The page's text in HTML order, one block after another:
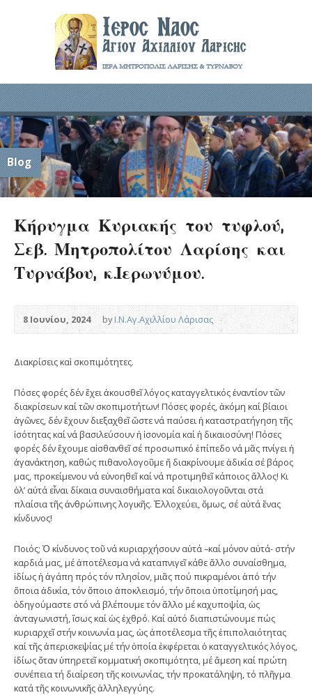
Blog
Κήρυγμα Κυριακής του τυφλού,
Σεβ. Μητροπολίτου Λαρίσης και
Τυρνάβου, κ.Ιερωνύμου.
8 Ιουνίου, 2024 byΙ.Ν.Αγ.Αχιλλίου Λάρισας
Διακρίσεις καὶ σκοπιμότητες.
Πόσες φορές δέν ἔχει ἀκουσθεῖ λόγος καταγγελτικός ἐναντίον τῶν
διακρίσεων καί τῶν σκοπιμοτήτων! Πόσες φορές, ἀκόμη καί βίαιοι
ἀγῶνες, δέν ἔχουν διεξαχθεῖ ὥστε νά παύσει ἡ καταστρατήγηση τῆς
ἰσότητας καί νά βασιλεύσουν ἡ ἰσονομία καί ἡ δικαιοσύνη! Πόσες
φορές δέν ἔχουμε αἰσθανθεῖ σέ προσωπικό ἐπίπεδο νά μᾶς πνίγει ἡ
ἀγανάκτηση, καθώς πιθανολογοῦμε ἤ διακρίνουμε ἀδικία σέ βάρος
μας, προκείμενου νά εὐνοηθεῖ καί νά προτιμηθεῖ κάποιος ἄλλος! Κι
ὀλ’ αὐτά εἶναι δίκαια συναισθήματα καί δικαιολογοῦνται στά
πλαίσια τῆς ἀνθρώπινης λογικῆς. Ἐλλοχεύει, ὅμως, σέ αὐτά ἕνας
κίνδυνος!
Ποιός; Ὁ κίνδυνος τοῦ νά κυριαρχήσουν αὐτά –καί μόνον αὐτά- στήν
καρδιά μας, μέ ἀποτέλεσμα νά καταπνιγεῖ κάθε ἄλλο συναίσθημα,
ἰδίως ἡ ἀγάπη πρός τόν πλησίον, μιᾶς πού πικραμένοι ἀπό τήν
ὅποια ἀδικία, τόν ὅποιο ἀποκλεισμό, τήν ὅποια ὑποτίμησή μας,
ὁδηγούμαστε στό νά βλέπουμε τόν ἄλλο μέ καχυποψία, ὡς
ἀνταγωνιστή, ἴσως καί ὡς ἐχθρό. Καί αὐτό διαπιστώνουμε πώς
κυριαρχεῖ στήν κοινωνία μας, ὡς ἀποτέλεσμα τῆς ἐπιπολαιότητας
καί τῆς ἀπερισκεψίας μέ τήν ὁποία ἐκφέρεται ὁ καταγγελτικός λόγος,
ἰδίως ὅταν ὑπηρετεῖ κομματική σκοπιμότητα, μέ ἄμεση καί πρώτη
συνέπεια τή διαίρεση τῆς κοινωνίας, τήν προκατάληψη, τό πλῆγμα
κατά τῆς κοινωνικῆς ἀλληλεγγύης.